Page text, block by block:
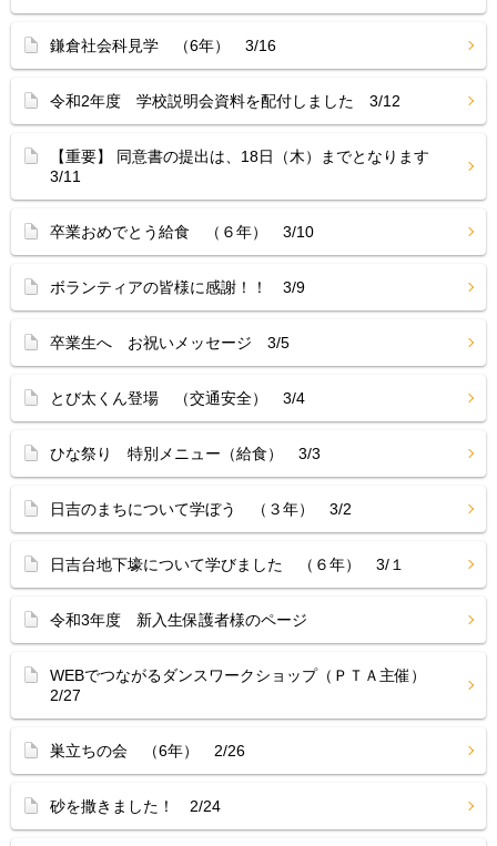
鎌倉社会科見学 （6年） 3/16
令和2年度 学校説明会資料を配付しました 3/12
【重要】 同意書の提出は、18日（木）までとなります
3/11
卒業おめでとう給食 （６年） 3/10
ボランティアの皆様に感謝！！ 3/9
卒業生へ お祝いメッセージ 3/5
とび太くん登場 （交通安全） 3/4
ひな祭り 特別メニュー（給食） 3/3
日吉のまちについて学ぼう （３年） 3/2
日吉台地下壕について学びました （６年） 3/１
令和3年度 新入生保護者様のページ
WEBでつながるダンスワークショップ（ＰＴＡ主催）
2/27
巣立ちの会 （6年） 2/26
砂を撒きました！ 2/24